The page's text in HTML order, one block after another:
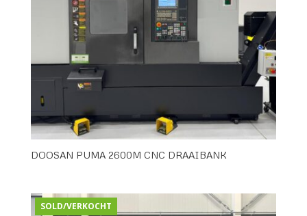
DOOSAN PUMA 2600M CNC DRAAIBANK
SOLD/VERKOCHT